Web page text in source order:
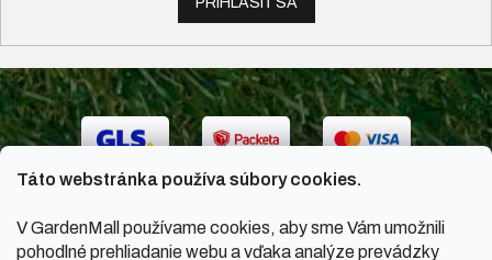
Táto webstránka používa súbory cookies.
V GardenMall používame cookies, aby sme Vám umožnili
pohodlné prehliadanie webu a vďaka analýze prevádzky